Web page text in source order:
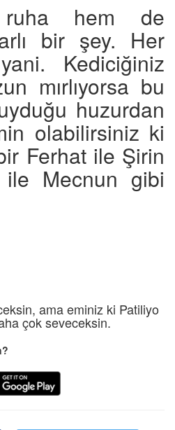
hem de
bir şey. Her
Kediciğiniz
mırlıyorsa bu
huzurdan
olabilirsiniz ki
Ferhat ile Şirin
Mecnun gibi
ama eminiz ki Patiliyo
çok seveceksin.